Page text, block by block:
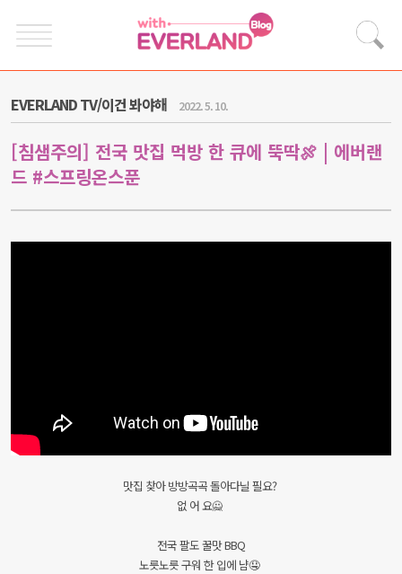
EVERLAND TV/이건 봐야해 2022. 5. 10.
[침샘주의] 전국 맛집 먹방 한 큐에 뚝딱🍖 | 에버랜
드 #스프링온스푼
맛집 찾아 방방곡곡 돌아다닐 필요?
없 어 요🙅
전국 팔도 꿀맛 BBQ
노릇노릇 구워 한 입에 냠🤤